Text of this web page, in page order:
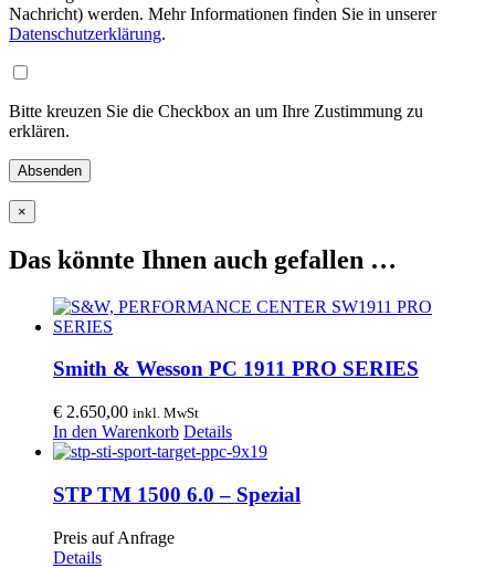
Nachricht) werden. Mehr Informationen finden Sie in unserer
Datenschutzerklärung.
Bitte kreuzen Sie die Checkbox an um Ihre Zustimmung zu
erklären.
×
Das könnte Ihnen auch gefallen …
Smith & Wesson PC 1911 PRO SERIES
€ 2.650,00 inkl. MwSt
In den Warenkorb Details
STP TM 1500 6.0 – Spezial
Preis auf Anfrage
Details